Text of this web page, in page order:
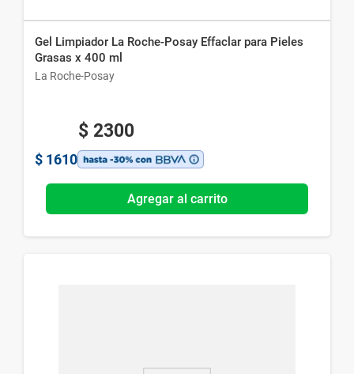
Gel Limpiador La Roche-Posay Effaclar para Pieles
Grasas x 400 ml
La Roche-Posay
$ 2300
$ 1610
Agregar al carrito